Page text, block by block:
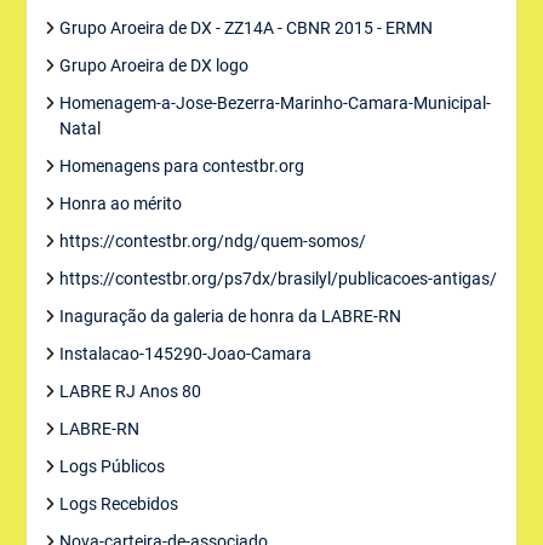
Grupo Aroeira de DX - ZZ14A - CBNR 2015 - ERMN
Grupo Aroeira de DX logo
Homenagem-a-Jose-Bezerra-Marinho-Camara-Municipal-
Natal
Homenagens para contestbr.org
Honra ao mérito
https://contestbr.org/ndg/quem-somos/
https://contestbr.org/ps7dx/brasilyl/publicacoes-antigas/
Inaguração da galeria de honra da LABRE-RN
Instalacao-145290-Joao-Camara
LABRE RJ Anos 80
LABRE-RN
Logs Públicos
Logs Recebidos